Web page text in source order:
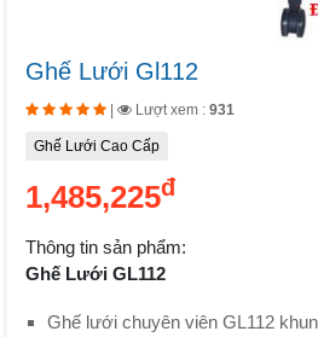
Ghế Lưới Gl112
Lượt xem : 931
Ghế Lưới Cao Cấp
1,485,225đ
Thông tin sản phẩm:
Ghế Lưới GL112
Ghế lưới chuyên viên GL112